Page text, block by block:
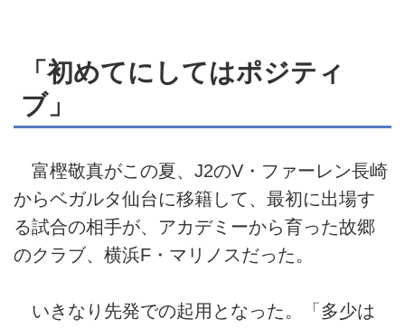
「初めてにしてはポジティ
ブ」
富樫敬真がこの夏、J2のV・ファーレン長崎
からベガルタ仙台に移籍して、最初に出場す
る試合の相手が、アカデミーから育った故郷
のクラブ、横浜F・マリノスだった。
いきなり先発での起用となった。「多少は